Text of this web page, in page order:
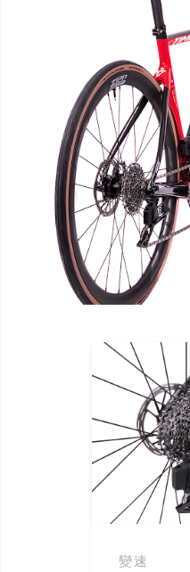
變速